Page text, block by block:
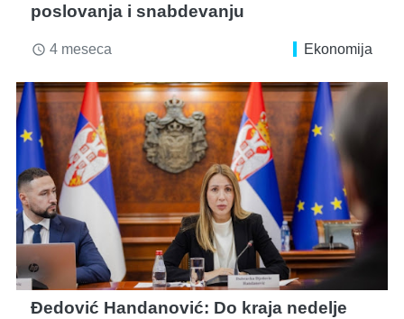
poslovanja i snabdevanju
access_time 4 meseca Ekonomija
Đedović Handanović: Do kraja nedelje